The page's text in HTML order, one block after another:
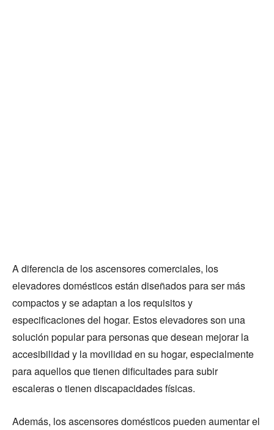
A diferencia de los ascensores comerciales, los
elevadores domésticos están diseñados para ser más
compactos y se adaptan a los requisitos y
especificaciones del hogar. Estos elevadores son una
solución popular para personas que desean mejorar la
accesibilidad y la movilidad en su hogar, especialmente
para aquellos que tienen dificultades para subir
escaleras o tienen discapacidades físicas.
Además, los ascensores domésticos pueden aumentar el